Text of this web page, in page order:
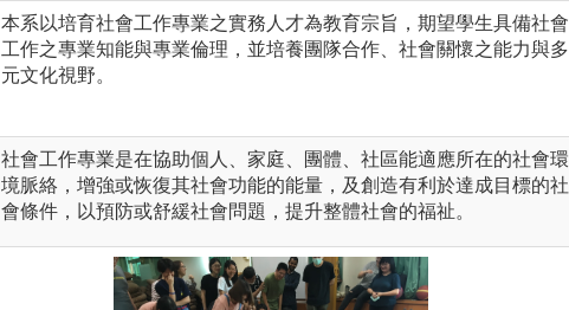
本系以培育社會工作專業之實務人才為教育宗旨，期望學生具備社會
工作之專業知能與專業倫理，並培養團隊合作、社會關懷之能力與多
元文化視野。
社會工作專業是在協助個人、家庭、團體、社區能適應所在的社會環
境脈絡，增強或恢復其社會功能的能量，及創造有利於達成目標的社
會條件，以預防或舒緩社會問題，提升整體社會的福祉。